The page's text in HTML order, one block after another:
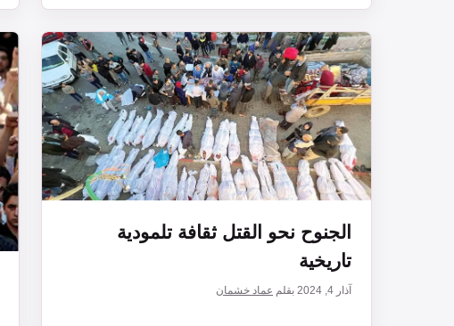
الجنوح نحو القتل ثقافة تلمودية
تاريخية
آذار 4, 2024 بقلم عماد خشمان